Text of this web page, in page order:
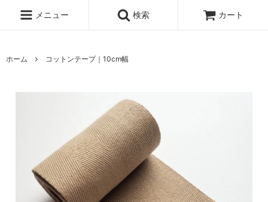
メニュー 検索 カート
ホーム コットンテープ｜10cm幅